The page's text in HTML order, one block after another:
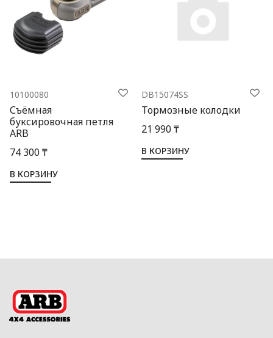
10100080
Съёмная
буксировочная петля
ARB
74 300 ₸
В КОРЗИНУ
DB15074SS
Тормозные колодки
21 990 ₸
В КОРЗИНУ